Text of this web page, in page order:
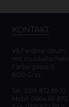
KONTAKT
VS Ferdinandeum
mit
Färbergasse 11
8010 Graz
Tel.: 0316 872 69 10
Mobil: 0664 60 872